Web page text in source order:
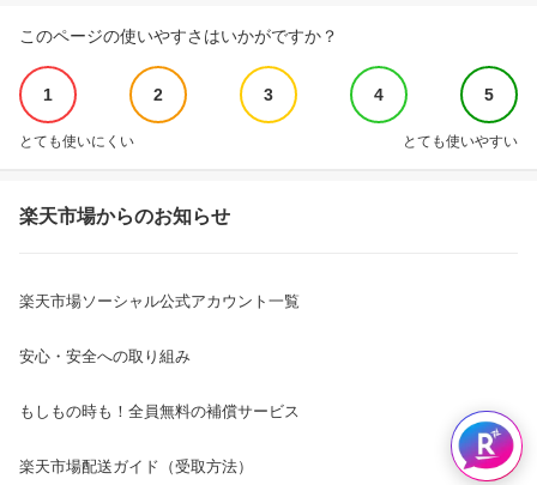
このページの使いやすさはいかがですか？
1 2 3 4 5
とても使いにくい とても使いやすい
楽天市場からのお知らせ
楽天市場ソーシャル公式アカウント一覧
安心・安全への取り組み
もしもの時も！全員無料の補償サービス
楽天市場配送ガイド（受取方法）